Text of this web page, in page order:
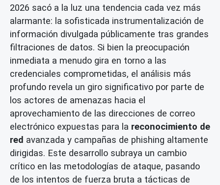
2026 sacó a la luz una tendencia cada vez más
alarmante: la sofisticada instrumentalización de
información divulgada públicamente tras grandes
filtraciones de datos. Si bien la preocupación
inmediata a menudo gira en torno a las
credenciales comprometidas, el análisis más
profundo revela un giro significativo por parte de
los actores de amenazas hacia el
aprovechamiento de las direcciones de correo
electrónico expuestas para la reconocimiento de
red avanzada y campañas de phishing altamente
dirigidas. Este desarrollo subraya un cambio
crítico en las metodologías de ataque, pasando
de los intentos de fuerza bruta a tácticas de